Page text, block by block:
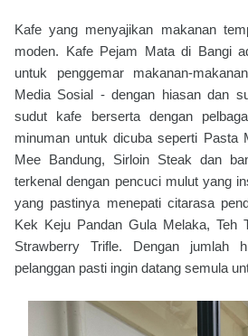
Kafe yang menyajikan makanan
moden. Kafe Pejam Mata di Bangi
untuk penggemar makanan-
Media Sosial - dengan hiasan dan
sudut kafe berserta dengan
minuman untuk dicuba seperti Pasta
Mee Bandung, Sirloin Steak dan
terkenal dengan pencuci mulut yang
yang pastinya menepati citarasa
Kek Keju Pandan Gula Melaka, Teh
Strawberry Trifle. Dengan jumlah
pelanggan pasti ingin datang semula